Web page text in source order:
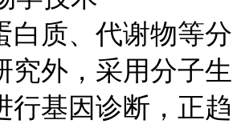
白质、代谢物等分
究外，采用分子生
行基因诊断，正趋